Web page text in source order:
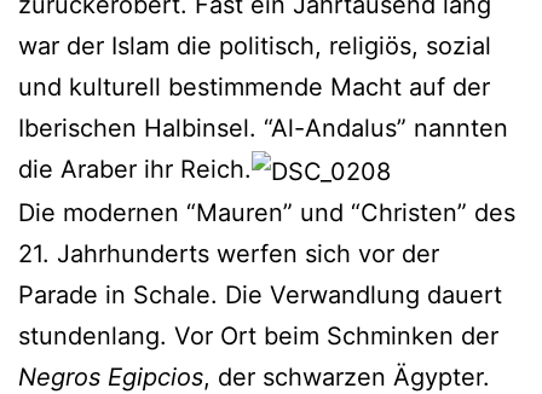
war der Islam die politisch, religiös, sozial
und kulturell bestimmende Macht auf der
Iberischen Halbinsel. “Al-Andalus” nannten
die Araber ihr Reich.
Die modernen “Mauren” und “Christen” des
21. Jahrhunderts werfen sich vor der
Parade in Schale. Die Verwandlung dauert
stundenlang. Vor Ort beim Schminken der
Negros Egipcios, der schwarzen Ägypter.